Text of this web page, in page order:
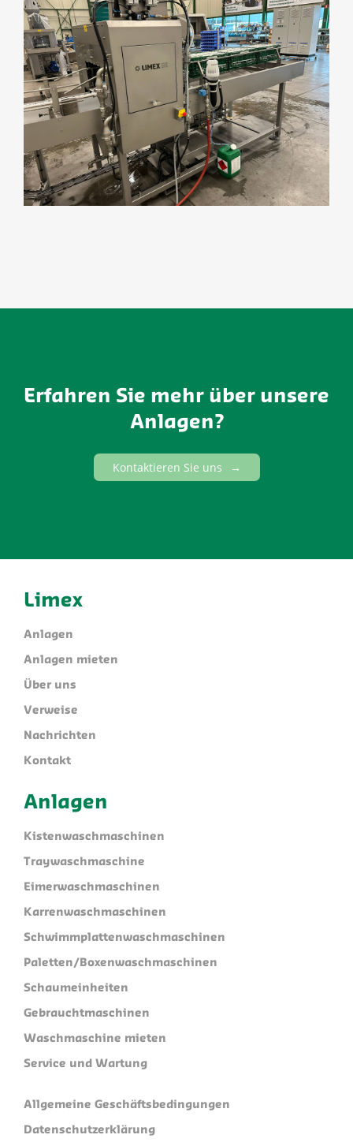
Erfahren Sie mehr über unsere
Anlagen?
Kontaktieren Sie uns
Limex
Anlagen
Anlagen mieten
Über uns
Verweise
Nachrichten
Kontakt
Anlagen
Kistenwaschmaschinen
Traywaschmaschine
Eimerwaschmaschinen
Karrenwaschmaschinen
Schwimmplattenwaschmaschinen
Paletten/Boxenwaschmaschinen
Schaumeinheiten
Gebrauchtmaschinen
Waschmaschine mieten
Service und Wartung
Allgemeine Geschäftsbedingungen
Datenschutzerklärung